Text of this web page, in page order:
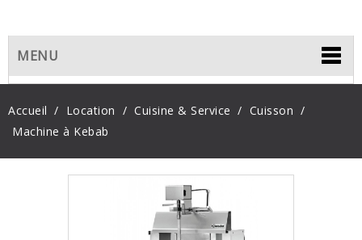
MENU
Accueil Location Cuisine & Service
Cuisson
Machine à Kebab